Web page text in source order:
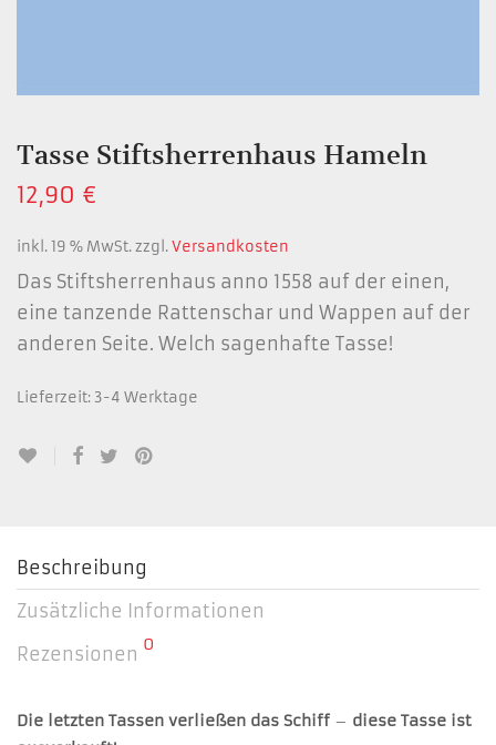
Tasse Stiftsherrenhaus Hameln
12,90 €
inkl. 19 % MwSt. zzgl. Versandkosten
Das Stiftsherrenhaus anno 1558 auf der einen,
eine tanzende Rattenschar und Wappen auf der
anderen Seite. Welch sagenhafte Tasse!
Lieferzeit: 3-4 Werktage
Beschreibung
Zusätzliche Informationen
Rezensionen 0
Die letzten Tassen verließen das Schiff – diese Tasse ist